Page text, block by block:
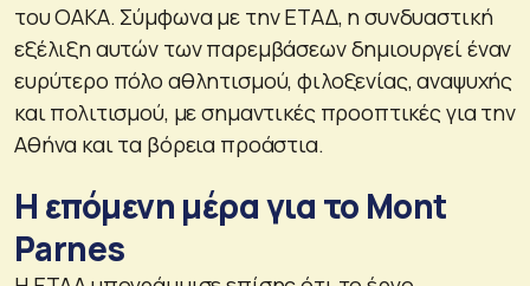
του ΟΑΚΑ. Σύμφωνα με την ΕΤΑΔ, η συνδυαστική
εξέλιξη αυτών των παρεμβάσεων δημιουργεί έναν
ευρύτερο πόλο αθλητισμού, φιλοξενίας, αναψυχής
και πολιτισμού, με σημαντικές προοπτικές για την
Αθήνα και τα βόρεια προάστια.
Η επόμενη μέρα για το Mont
Parnes